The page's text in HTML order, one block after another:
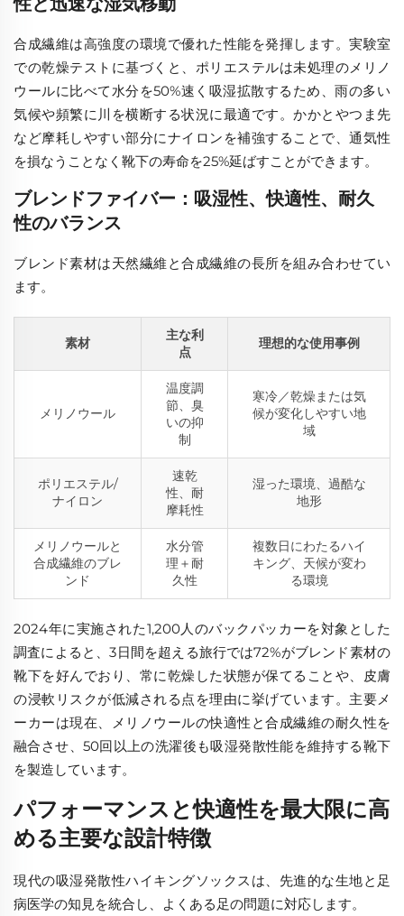
合成繊維は高強度の環境で優れた性能を発揮します。実験室
での乾燥テストに基づくと、ポリエステルは未処理のメリノ
ウールに比べて水分を50%速く吸湿拡散するため、雨の多い
気候や頻繁に川を横断する状況に最適です。かかとやつま先
など摩耗しやすい部分にナイロンを補強することで、通気性
を損なうことなく靴下の寿命を25%延ばすことができます。
ブレンドファイバー：吸湿性、快適性、耐久
性のバランス
ブレンド素材は天然繊維と合成繊維の長所を組み合わせてい
ます。
素材
主な利
点
理想的な使用事例
メリノウール
温度調
節、臭
いの抑
制
寒冷／乾燥または気
候が変化しやすい地
域
ポリエステル/
ナイロン
速乾
性、耐
摩耗性
湿った環境、過酷な
地形
メリノウールと
合成繊維のブレ
ンド
水分管
理＋耐
久性
複数日にわたるハイ
キング、天候が変わ
る環境
2024年に実施された1,200人のバックパッカーを対象とした
調査によると、3日間を超える旅行では72%がブレンド素材の
靴下を好んでおり、常に乾燥した状態が保てることや、皮膚
の浸軟リスクが低減される点を理由に挙げています。主要メ
ーカーは現在、メリノウールの快適性と合成繊維の耐久性を
融合させ、50回以上の洗濯後も吸湿発散性能を維持する靴下
を製造しています。
パフォーマンスと快適性を最大限に高
める主要な設計特徴
現代の吸湿発散性ハイキングソックスは、先進的な生地と足
病医学の知見を統合し、よくある足の問題に対応します。